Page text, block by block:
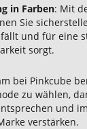
in Farben: Mit
Sie
und für eine
sorgt.
bei Pinkcube
zu wählen,
und
verstärken.